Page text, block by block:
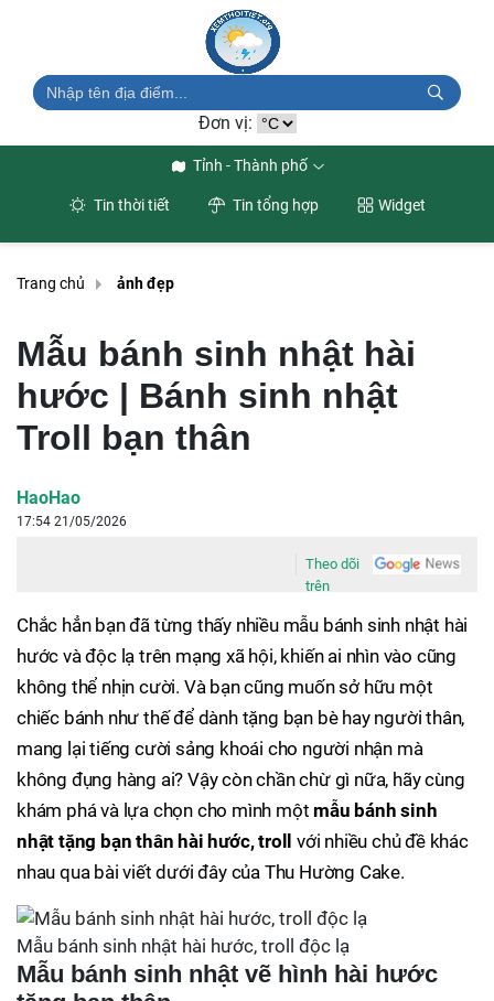
Đơn vị:
Tỉnh - Thành phố
Tin thời tiết Tin tổng hợp Widget
Trang chủ ảnh đẹp
Mẫu bánh sinh nhật hài
hước | Bánh sinh nhật
Troll bạn thân
HaoHao
17:54 21/05/2026
Theo dõi
trên
Chắc hẳn bạn đã từng thấy nhiều mẫu bánh sinh nhật hài
hước và độc lạ trên mạng xã hội, khiến ai nhìn vào cũng
không thể nhịn cười. Và bạn cũng muốn sở hữu một
chiếc bánh như thế để dành tặng bạn bè hay người thân,
mang lại tiếng cười sảng khoái cho người nhận mà
không đụng hàng ai? Vậy còn chần chừ gì nữa, hãy cùng
khám phá và lựa chọn cho mình một mẫu bánh sinh
nhật tặng bạn thân hài hước, troll
với nhiều chủ đề khác
nhau qua bài viết dưới đây của Thu Hường Cake.
Mẫu bánh sinh nhật hài hước, troll độc lạ
Mẫu bánh sinh nhật vẽ hình hài hước